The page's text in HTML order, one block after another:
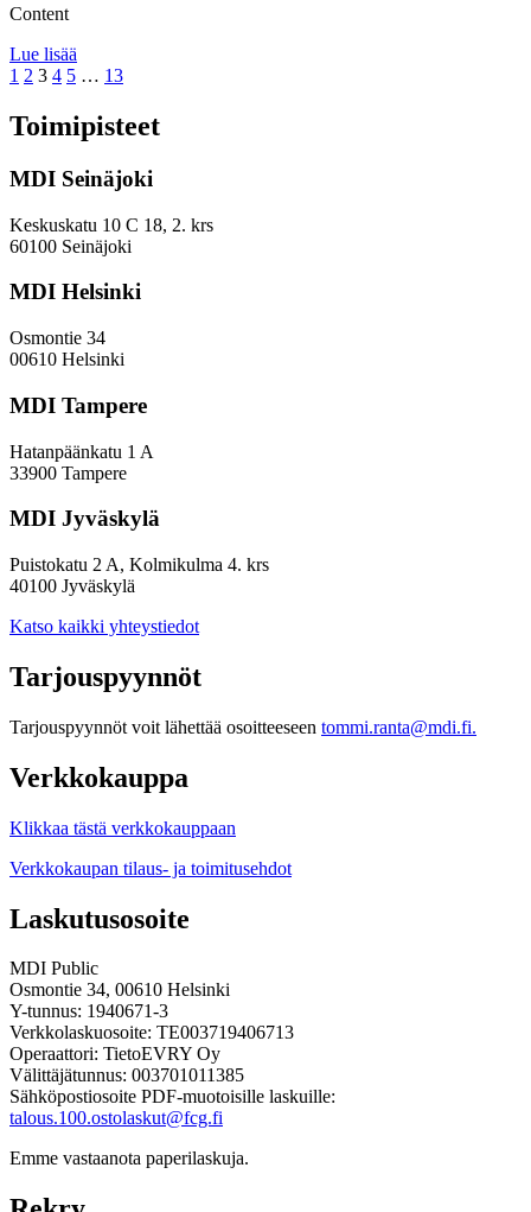
Content
Lue lisää
kasvu
kansainvälistyminen
-
evaluointi
Sininen
biotalous,
2026–
-
kehittämisohjelman
ja
valmistelun
Page
1 Page
2 Page
3 Page
4 Page
5 … Page
13
Toimipisteet
MDI Seinäjoki
Keskuskatu 10 C 18, 2. krs
60100 Seinäjoki
MDI Helsinki
Osmontie 34
00610 Helsinki
MDI Tampere
Hatanpäänkatu 1 A
33900 Tampere
MDI Jyväskylä
Puistokatu 2 A, Kolmikulma 4. krs
40100 Jyväskylä
Katso kaikki yhteystiedot
Tarjouspyynnöt
Tarjouspyynnöt voit lähettää osoitteeseen tommi.ranta@mdi.fi.
Verkkokauppa
Klikkaa tästä verkkokauppaan
Verkkokaupan tilaus- ja toimitusehdot
Laskutusosoite
MDI Public
Osmontie 34, 00610 Helsinki
Y-tunnus: 1940671-3
Verkkolaskuosoite: TE003719406713
Operaattori: TietoEVRY Oy
Välittäjätunnus: 003701011385
Sähköpostiosoite PDF-muotoisille laskuille:
talous.100.ostolaskut@fcg.fi
Emme vastaanota paperilaskuja.